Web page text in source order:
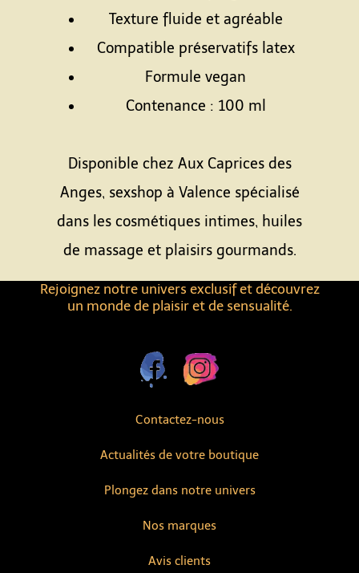
Contactez-nous
Actualités de votre boutique
Avis clients
Nos marques
Rejoignez notre univers exclusif et découvrez
un monde de plaisir et de sensualité.
Plongez dans notre univers
Texture fluide et agréable
Compatible préservatifs latex
Formule vegan
Contenance : 100 ml
Disponible chez Aux Caprices des
Anges, sexshop à Valence spécialisé
dans les cosmétiques intimes, huiles
de massage et plaisirs gourmands.